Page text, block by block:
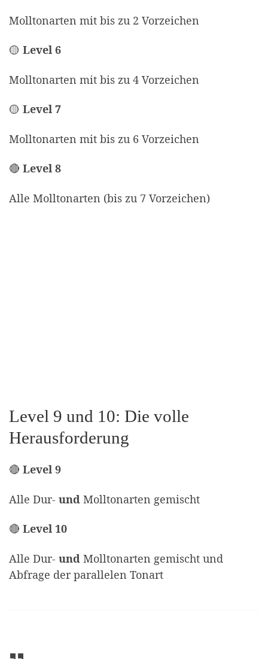
Molltonarten mit bis zu 2 Vorzeichen
🟡 Level 6
Molltonarten mit bis zu 4 Vorzeichen
🟡 Level 7
Molltonarten mit bis zu 6 Vorzeichen
🔴 Level 8
Alle Molltonarten (bis zu 7 Vorzeichen)
Level 9 und 10: Die volle
Herausforderung
🔴 Level 9
Alle Dur- und Molltonarten gemischt
🔴 Level 10
Alle Dur- und Molltonarten gemischt und
Abfrage der parallelen Tonart